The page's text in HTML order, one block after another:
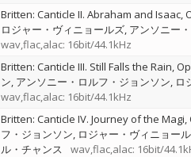
Britten: Canticle II. Abraham and Isaac,
ロジャー・ヴィニョールズ アンソニー
wav,flac,alac: 16bit/44.1kHz
Britten: Canticle III. Still Falls the Rain,
ン アンソニー・ロルフ・ジョンソン ロ
wav,flac,alac: 16bit/44.1kHz
Britten: Canticle IV. Journey of the Magi,
フ・ジョンソン ロジャー・ヴィニョー
ル・チャンス
wav,flac,alac: 16bit/